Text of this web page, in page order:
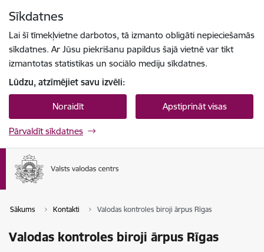
Sīkdatnes
Lai šī tīmekļvietne darbotos, tā izmanto obligāti nepieciešamās
sīkdatnes. Ar Jūsu piekrišanu papildus šajā vietnē var tikt
izmantotas statistikas un sociālo mediju sīkdatnes.
Lūdzu, atzīmējiet savu izvēli:
Noraidīt Apstiprināt visas
Pārvaldīt sīkdatnes
Sākums Kontakti Valodas kontroles biroji ārpus Rīgas
Valodas kontroles biroji ārpus Rīgas